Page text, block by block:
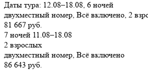
Даты тура: 12.08–18.08, 6 ночей
двухместный номер, Всё включено, 2
81 667 руб.
7 ночей 11.08–18.08
2 взрослых
двухместный номер, Всё включено
86 643 руб.